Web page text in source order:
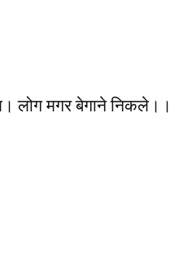
लोग मगर बेगाने निकले।।